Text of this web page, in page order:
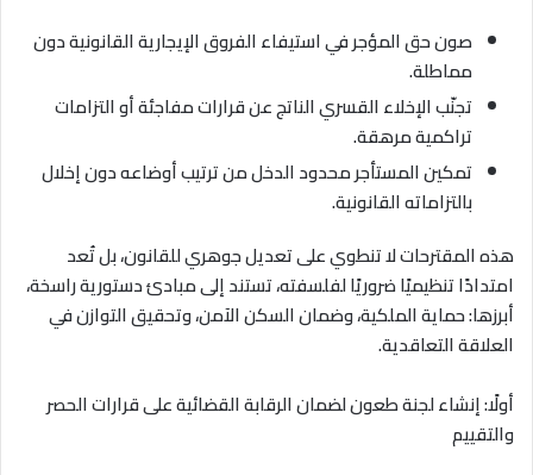
صون حق المؤجر في استيفاء الفروق الإيجارية القانونية دون
مماطلة.
تجنّب الإخلاء القسري الناتج عن قرارات مفاجئة أو التزامات
تراكمية مرهقة.
تمكين المستأجر محدود الدخل من ترتيب أوضاعه دون إخلال
بالتزاماته القانونية.
هذه المقترحات لا تنطوي على تعديل جوهري للقانون، بل تُعد
امتدادًا تنظيميًا ضروريًا لفلسفته، تستند إلى مبادئ دستورية راسخة،
أبرزها: حماية الملكية، وضمان السكن الآمن، وتحقيق التوازن في
العلاقة التعاقدية.
أولًا: إنشاء لجنة طعون لضمان الرقابة القضائية على قرارات الحصر
والتقييم